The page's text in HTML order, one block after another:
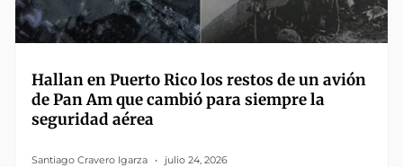
Hallan en Puerto Rico los restos de un avión
de Pan Am que cambió para siempre la
seguridad aérea
Santiago Cravero Igarza julio 24, 2026